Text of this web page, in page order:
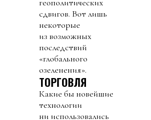
геополитических
сдвигов. Вот лишь
некоторые
из возможных
последствий
«глобального
озеленения».
ТОРГОВЛЯ
Какие бы новейшие
технологии
ни использовались